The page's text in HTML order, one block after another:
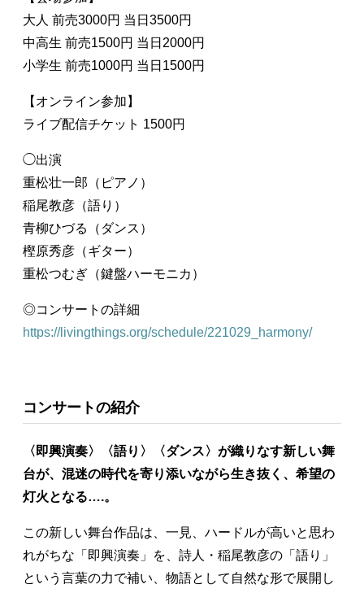
大人 前売3000円 当日3500円
中高生 前売1500円 当日2000円
小学生 前売1000円 当日1500円
【オンライン参加】
ライブ配信チケット 1500円
◯出演
重松壮一郎（ピアノ）
稲尾教彦（語り）
青柳ひづる（ダンス）
樫原秀彦（ギター）
重松つむぎ（鍵盤ハーモニカ）
◎コンサートの詳細
https://livingthings.org/schedule/221029_harmony/
コンサートの紹介
〈即興演奏〉〈語り〉〈ダンス〉が織りなす新しい舞
台が、混迷の時代を寄り添いながら生き抜く、希望の
灯火となる….。
この新しい舞台作品は、一見、ハードルが高いと思わ
れがちな「即興演奏」を、詩人・稲尾教彦の「語り」
という言葉の力で補い、物語として自然な形で展開し